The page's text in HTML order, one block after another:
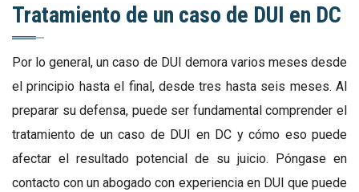
Tratamiento de un caso de DUI en DC
Por lo general, un caso de DUI demora varios meses desde
el principio hasta el final, desde tres hasta seis meses. Al
preparar su defensa, puede ser fundamental comprender el
tratamiento de un caso de DUI en DC y cómo eso puede
afectar el resultado potencial de su juicio. Póngase en
contacto con un abogado con experiencia en DUI que puede